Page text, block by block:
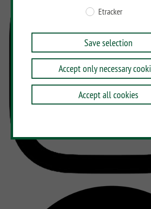
Etracker
Save selection
Accept only necessary
Accept all cookies